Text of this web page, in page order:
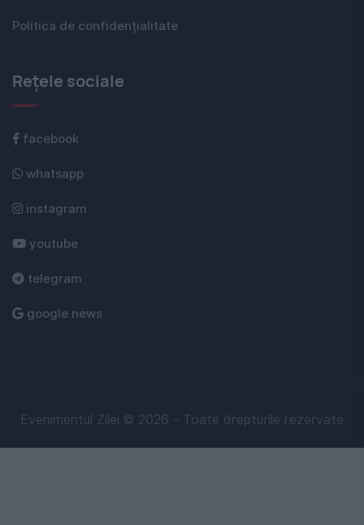
Politica de confidențialitate
Rețele sociale
facebook
whatsapp
instagram
youtube
telegram
google news
Evenimentul Zilei © 2026 - Toate drepturile rezervate